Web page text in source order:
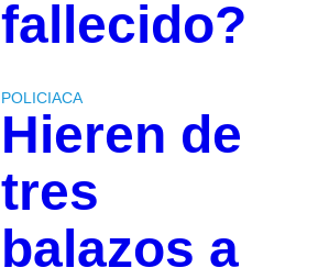
fallecido?
POLICIACA
Hieren de
tres
balazos a